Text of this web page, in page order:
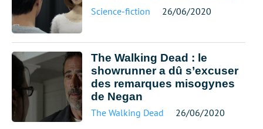
Science-fiction 26/06/2020
The Walking Dead : le
showrunner a dû s’excuser
des remarques misogynes
de Negan
The Walking Dead 26/06/2020